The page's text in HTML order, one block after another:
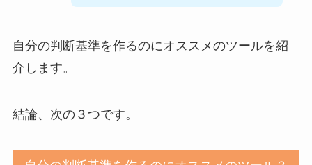
自分の判断基準を作るのにオススメのツールを紹
介します。
結論、次の３つです。